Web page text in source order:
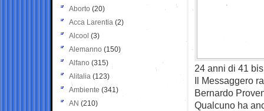
24 anni di 41
Il Messaggero
Bernardo
Qualcuno ha
Aborto (20)
Acca Larentia (2)
Alcool (3)
Alemanno (150)
Alfano (315)
Alitalia (123)
Ambiente (341)
AN (210)